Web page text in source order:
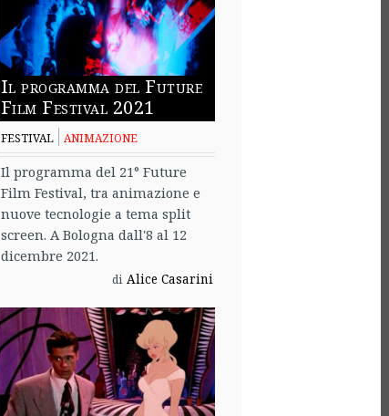
Il programma del Future
Film Festival 2021
FESTIVAL ANIMAZIONE
Il programma del 21° Future
Film Festival, tra animazione e
nuove tecnologie a tema split
screen. A Bologna dall'8 al 12
dicembre 2021.
di Alice Casarini